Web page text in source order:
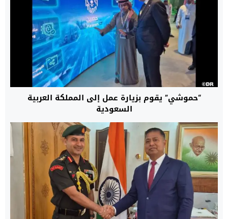
“حموشي” يقوم بزيارة عمل إلى المملكة العربية
السعودية